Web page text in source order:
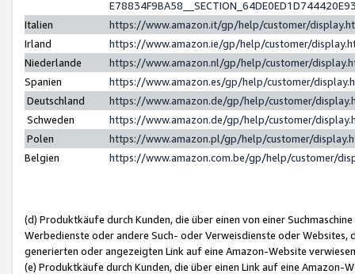
Italien
https://www.amazon.it/gp/help/customer/
Irland
https://www.amazon.ie/gp/help/customer/
Niederlande
https://www.amazon.nl/gp/help/customer/
Spanien
https://www.amazon.es/gp/help/customer/
Deutschland
https://www.amazon.de/gp/help/customer/
Schweden
https://www.amazon.de/gp/help/customer/
Polen
https://www.amazon.pl/gp/help/customer/
Belgien
https://www.amazon.com.be/gp/help/customer/
(d) Produktkäufe durch Kunden, die über einen von einer
Werbedienste oder andere Such- oder Verweisdienste oder Websites,
generierten oder angezeigten Link auf eine Amazon-Website
(e) Produktkäufe durch Kunden, die über einen Link auf eine